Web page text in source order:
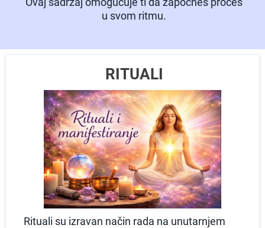
u svom ritmu.
RITUALI
Rituali su izravan način rada na unutarnjem